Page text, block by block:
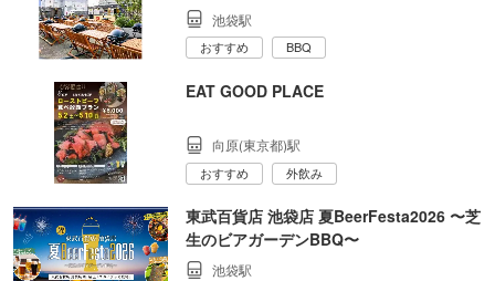
池袋駅
おすすめ BBQ
EAT GOOD PLACE
向原(東京都)駅
おすすめ 外飲み
東武百貨店 池袋店 夏BeerFesta2026 〜芝
生のビアガーデンBBQ〜
池袋駅